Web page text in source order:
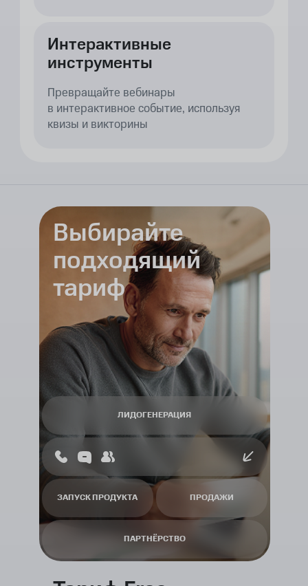
Превращайте вебинары
в интерактивное событие, используя
квизы и викторины
Интерактивные
инструменты
Выбирайте
подходящий
тариф
ЛИДОГЕНЕРАЦИЯ
ЗАПУСК ПРОДУКТА ПРОДАЖИ
ПАРТНЁРСТВО